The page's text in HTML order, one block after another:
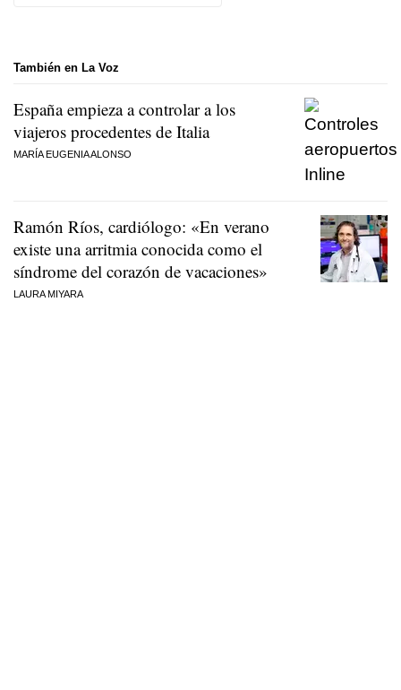
También en La Voz
España empieza a controlar a los
viajeros procedentes de Italia
MARÍA EUGENIA ALONSO
Ramón Ríos, cardiólogo: «En verano
existe una arritmia conocida como el
síndrome del corazón de vacaciones»
LAURA MIYARA